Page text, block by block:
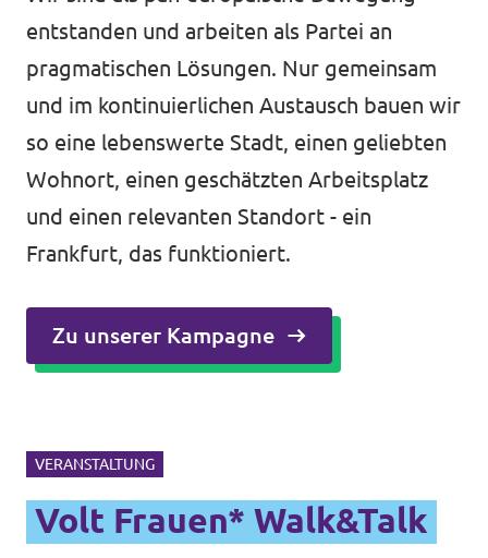
entstanden und arbeiten als Partei an
pragmatischen Lösungen. Nur gemeinsam
und im kontinuierlichen Austausch bauen wir
so eine lebenswerte Stadt, einen geliebten
Wohnort, einen geschätzten Arbeitsplatz
und einen relevanten Standort - ein
Frankfurt, das funktioniert.
Zu unserer Kampagne
VERANSTALTUNG
Volt Frauen* Walk&Talk